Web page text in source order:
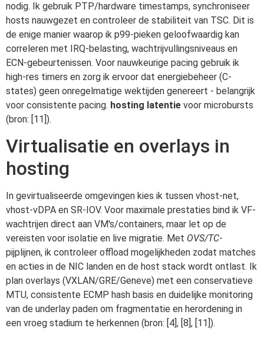
nodig. Ik gebruik PTP/hardware timestamps, synchroniseer
hosts nauwgezet en controleer de stabiliteit van TSC. Dit is
de enige manier waarop ik p99-pieken geloofwaardig kan
correleren met IRQ-belasting, wachtrijvullingsniveaus en
ECN-gebeurtenissen. Voor nauwkeurige pacing gebruik ik
high-res timers en zorg ik ervoor dat energiebeheer (C-
states) geen onregelmatige wektijden genereert - belangrijk
voor consistente pacing. hosting latentie voor microbursts
(bron: [11]).
Virtualisatie en overlays in
hosting
In gevirtualiseerde omgevingen kies ik tussen vhost-net,
vhost-vDPA en SR-IOV. Voor maximale prestaties bind ik VF-
wachtrijen direct aan VM's/containers, maar let op de
vereisten voor isolatie en live migratie. Met OVS/TC-
pijplijnen, ik controleer offload mogelijkheden zodat matches
en acties in de NIC landen en de host stack wordt ontlast. Ik
plan overlays (VXLAN/GRE/Geneve) met een conservatieve
MTU, consistente ECMP hash basis en duidelijke monitoring
van de underlay paden om fragmentatie en herordening in
een vroeg stadium te herkennen (bron: [4], [8], [11]).